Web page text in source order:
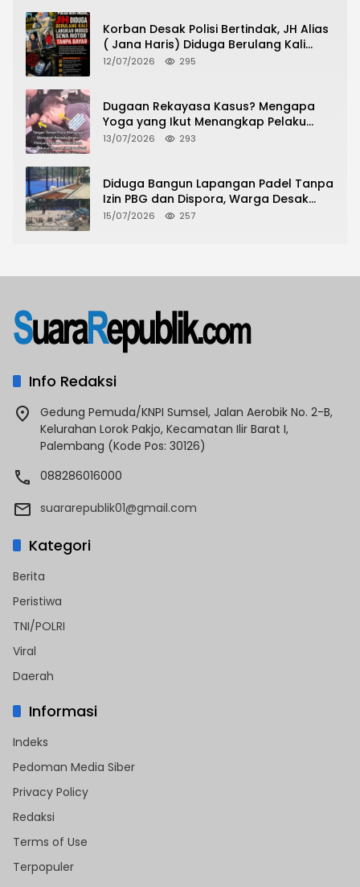
Korban Desak Polisi Bertindak, JH Alias
( Jana Haris) Diduga Berulang Kali
Lakukan Modus Sewa Motor Tanpa
12/07/2026 295
Dugaan Rekayasa Kasus? Mengapa
Yoga yang Ikut Menangkap Pelaku
Pencurian Toko Ponsel di Pancur Batu
13/07/2026 293
Diduga Bangun Lapangan Padel Tanpa
Izin PBG dan Dispora, Warga Desak
CKTRP dan Dispora Jakarta Barat
15/07/2026 257
Info Redaksi
Gedung Pemuda/KNPI Sumsel, Jalan Aerobik No. 2-B,
Kelurahan Lorok Pakjo, Kecamatan Ilir Barat I,
Palembang (Kode Pos: 30126)
088286016000
suararepublik01@gmail.com
Kategori
Berita
Peristiwa
TNI/POLRI
Viral
Daerah
Informasi
Indeks
Pedoman Media Siber
Privacy Policy
Redaksi
Terms of Use
Terpopuler